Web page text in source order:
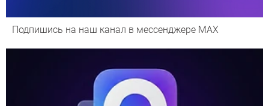
Подпишись на наш канал в мессенджере МАХ